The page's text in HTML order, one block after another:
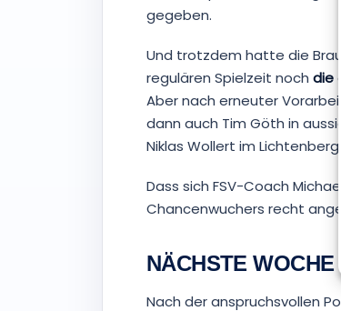
gegeben.
Und trotzdem hatte die
regulären Spielzeit noch die
Aber nach erneuter
dann auch Tim Göth in
Niklas Wollert im
Dass sich FSV-Coach
Chancenwuchers recht
NÄCHSTE
Nach der anspruchsvollen